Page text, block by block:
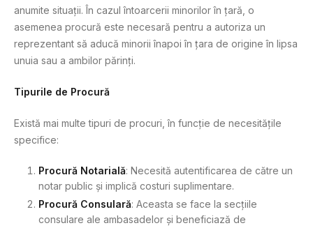
anumite situații. În cazul întoarcerii minorilor în țară, o
asemenea procură este necesară pentru a autoriza un
reprezentant să aducă minorii înapoi în țara de origine în lipsa
unuia sau a ambilor părinți.
Tipurile de Procură
Există mai multe tipuri de procuri, în funcție de necesitățile
specifice:
Procură Notarială: Necesită autentificarea de către un
notar public și implică costuri suplimentare.
Procură Consulară: Aceasta se face la secțiile
consulare ale ambasadelor și beneficiază de